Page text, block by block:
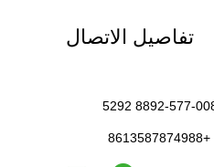
تفاصيل الاتصال
+8613587874988